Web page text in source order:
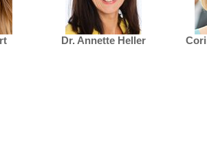
Dr. Annette Heller